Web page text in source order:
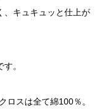
、キュキュッと仕上が
。
ロスは全て綿100％。